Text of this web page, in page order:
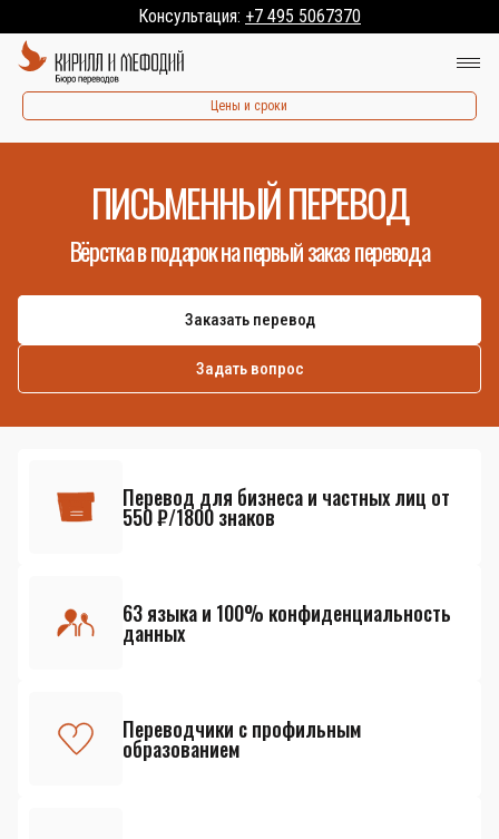
Консультация: +7 495 5067370
Цены и сроки
ПИСЬМЕННЫЙ ПЕРЕВОД
Вёрстка в подарок на первый заказ перевода
Заказать перевод
Задать вопрос
Перевод для бизнеса и частных лиц от
550 ₽/1800 знаков
63 языка и 100% конфиденциальность
данных
Переводчики с профильным
образованием